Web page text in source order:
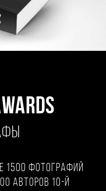
1500 фотографий
авторов 10-й